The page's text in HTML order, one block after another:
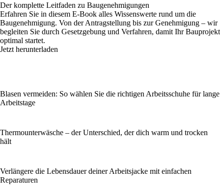
Der komplette Leitfaden zu Baugenehmigungen
Erfahren Sie in diesem E-Book alles Wissenswerte rund um die
Baugenehmigung. Von der Antragstellung bis zur Genehmigung – wir
begleiten Sie durch Gesetzgebung und Verfahren, damit Ihr Bauprojekt
optimal startet.
Jetzt herunterladen
Blasen vermeiden: So wählen Sie die richtigen Arbeitsschuhe für lange
Arbeitstage
Thermounterwäsche – der Unterschied, der dich warm und trocken
hält
Verlängere die Lebensdauer deiner Arbeitsjacke mit einfachen
Reparaturen